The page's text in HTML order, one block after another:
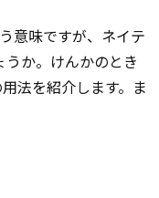
意味ですが、ネイテ
か。けんかのとき
法を紹介します。ま